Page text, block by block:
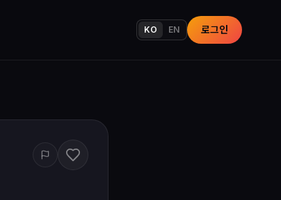
KO EN 로그인